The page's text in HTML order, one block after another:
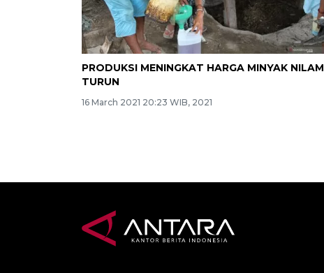
PRODUKSI MENINGKAT HARGA MINYAK NILAM
TURUN
16 March 2021 20:23 WIB, 2021